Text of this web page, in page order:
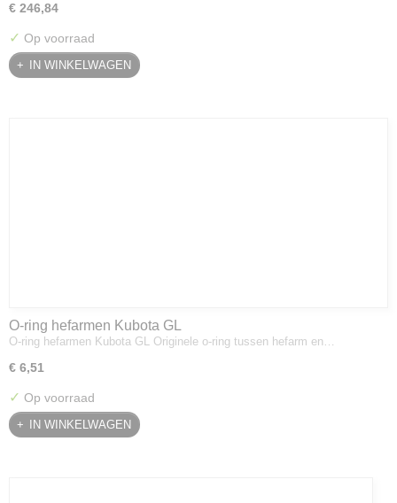
€ 246,84
✓ Op voorraad
IN WINKELWAGEN
O-ring hefarmen Kubota GL
O-ring hefarmen Kubota GL Originele o-ring tussen hefarm en…
€ 6,51
✓ Op voorraad
IN WINKELWAGEN